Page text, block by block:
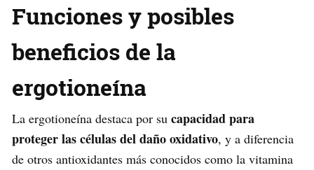
Funciones y posibles
beneficios de la
ergotioneína
La ergotioneína destaca por su capacidad para
proteger las células del daño oxidativo, y a diferencia
de otros antioxidantes más conocidos como la vitamina